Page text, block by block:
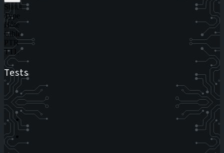
Statut
Type
Hôte
Cible
PTR
TTL
Tests